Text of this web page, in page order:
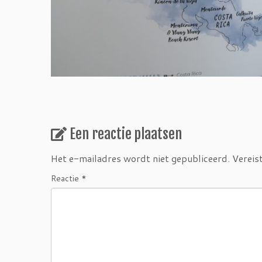
Een reactie plaatsen
Het e-mailadres wordt niet gepubliceerd.
Reactie *